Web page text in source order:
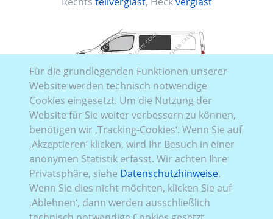
Opel_857: Baureihe C, Facelift ,vollelektrisch
(seit 2024),1 ,Heckklappe, Verglasung Linksteilverglast
Rechts teilverglast, Heckverglast
Für die grundlegenden Funktionen unserer
Website werden technisch notwendige
Cookies eingesetzt. Um die Nutzung der
Website für Sie weiter verbessern zu können,
benötigen wir ‚Tracking-Cookies‘. Wenn Sie auf
‚Akzeptieren‘ klicken, wird Ihr Besuch in einer
anonymen Statistik erfasst. Wir achten Ihre
Privatsphäre, siehe Datenschutzhinweise.
Wenn Sie dies nicht möchten, klicken Sie auf
‚Ablehnen‘, dann werden ausschließlich